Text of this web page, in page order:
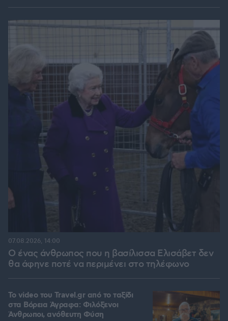
Ο ένας άνθρωπος που η βασίλισσα Ελισάβετ δεν
θα άφηνε ποτέ να περιμένει στο τηλέφωνο
07.08.2026, 14:00
To video του Travel.gr από το ταξίδι
στα Βόρεια Άγραφα: Φιλόξενοι
Άνθρωποι, ανόθευτη Φύση